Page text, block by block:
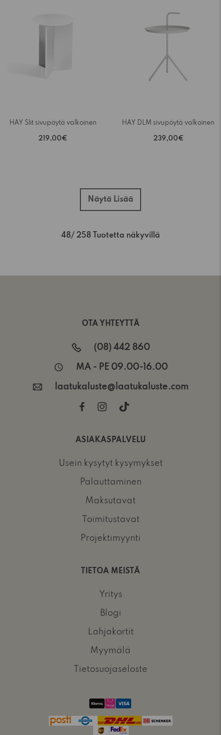
HAY Slit sivupöytä valkoinen
219,00€
HAY DLM sivupöytä valkoinen
239,00€
Näytä Lisää
48/ 258 Tuotetta näkyvillä
OTA YHTEYTTÄ
(08) 442 860
MA - PE 09.00-16.00
laatukaluste@laatukaluste.com
ASIAKASPALVELU
Usein kysytyt kysymykset
Palauttaminen
Maksutavat
Toimitustavat
Projektimyynti
TIETOA MEISTÄ
Yritys
Blogi
Lahjakortit
Myymälä
Tietosuojaseloste